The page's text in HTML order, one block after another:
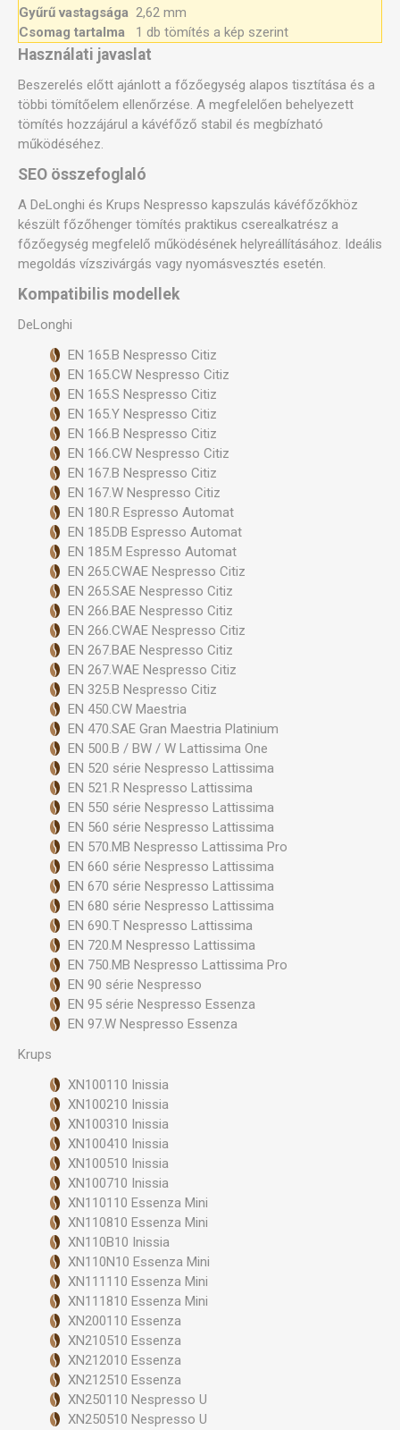
Gyűrű vastagsága 2,62 mm
Csomag tartalma
1 db tömítés a kép szerint
Használati javaslat
Beszerelés előtt ajánlott a főzőegység alapos tisztítása és a
többi tömítőelem ellenőrzése. A megfelelően behelyezett
tömítés hozzájárul a kávéfőző stabil és megbízható
működéséhez.
SEO összefoglaló
A DeLonghi és Krups Nespresso kapszulás kávéfőzőkhöz
készült főzőhenger tömítés praktikus cserealkatrész a
főzőegység megfelelő működésének helyreállításához. Ideális
megoldás vízszivárgás vagy nyomásvesztés esetén.
Kompatibilis modellek
DeLonghi
EN 165.B Nespresso Citiz
EN 165.CW Nespresso Citiz
EN 165.S Nespresso Citiz
EN 165.Y Nespresso Citiz
EN 166.B Nespresso Citiz
EN 166.CW Nespresso Citiz
EN 167.B Nespresso Citiz
EN 167.W Nespresso Citiz
EN 180.R Espresso Automat
EN 185.DB Espresso Automat
EN 185.M Espresso Automat
EN 265.CWAE Nespresso Citiz
EN 265.SAE Nespresso Citiz
EN 266.BAE Nespresso Citiz
EN 266.CWAE Nespresso Citiz
EN 267.BAE Nespresso Citiz
EN 267.WAE Nespresso Citiz
EN 325.B Nespresso Citiz
EN 450.CW Maestria
EN 470.SAE Gran Maestria Platinium
EN 500.B / BW / W Lattissima One
EN 520 série Nespresso Lattissima
EN 521.R Nespresso Lattissima
EN 550 série Nespresso Lattissima
EN 560 série Nespresso Lattissima
EN 570.MB Nespresso Lattissima Pro
EN 660 série Nespresso Lattissima
EN 670 série Nespresso Lattissima
EN 680 série Nespresso Lattissima
EN 690.T Nespresso Lattissima
EN 720.M Nespresso Lattissima
EN 750.MB Nespresso Lattissima Pro
EN 90 série Nespresso
EN 95 série Nespresso Essenza
EN 97.W Nespresso Essenza
Krups
XN100110 Inissia
XN100210 Inissia
XN100310 Inissia
XN100410 Inissia
XN100510 Inissia
XN100710 Inissia
XN110110 Essenza Mini
XN110810 Essenza Mini
XN110B10 Inissia
XN110N10 Essenza Mini
XN111110 Essenza Mini
XN111810 Essenza Mini
XN200110 Essenza
XN210510 Essenza
XN212010 Essenza
XN212510 Essenza
XN250110 Nespresso U
XN250510 Nespresso U